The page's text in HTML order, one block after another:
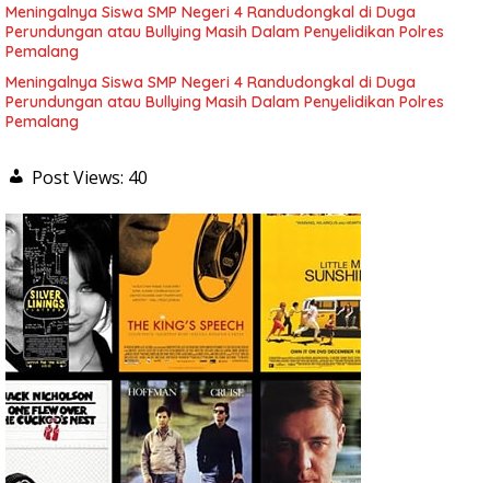
Meningalnya Siswa SMP Negeri 4 Randudongkal di Duga
Perundungan atau Bullying Masih Dalam Penyelidikan Polres
Pemalang
Meningalnya Siswa SMP Negeri 4 Randudongkal di Duga
Perundungan atau Bullying Masih Dalam Penyelidikan Polres
Pemalang
Post Views: 40